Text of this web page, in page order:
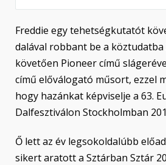
Freddie egy tehetségkutatót
dalával robbant be a köztudatba
követően Pioneer című
című előválogató műsort, ezzel
hogy hazánkat képviselje a 63.
Dalfesztiválon Stockholmban
Ő lett az év legsokoldalúbb
sikert aratott a Sztárban Sztár